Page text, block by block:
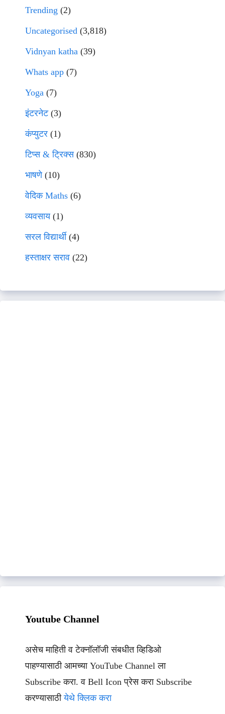
Trending (2)
Uncategorised (3,818)
Vidnyan katha (39)
Whats app (7)
Yoga (7)
इंटरनेट(3)
कंप्युटर (1)
टिप्स & ट्रिक्स(830)
भाषणे(10)
वेदिक Maths (6)
व्यवसाय(1)
सरल विद्यार्थी(4)
हस्ताक्षर सराव (22)
Youtube Channel
असेच माहिती व टेक्नॉलॉजी संबधीत व्हिडिओ
पाहण्यासाठी आमच्या YouTube Channel ला
Subscribe करा. व Bell Icon प्रेस करा Subscribe
करण्यासाठीयेथे क्लिक करा